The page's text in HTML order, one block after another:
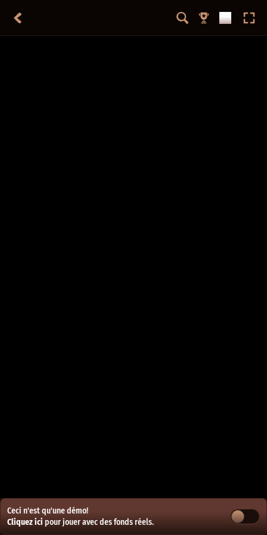
Ceci n'est qu'une démo!
Cliquez ici pour jouer avec des fonds réels.